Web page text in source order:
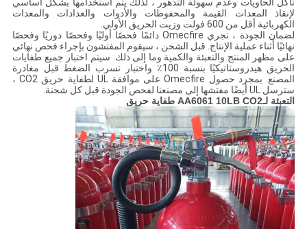
تآكل الحاويات وعدم سهولة التدهور ، لذلك يتم استخدامها بشكل أساسي
لإنقاذ المعدات القيمة والمحفوظات والأدوات والعدادات والمعدات
الكهربائية أقل من 600 فولت وزيت الحريق الأولي.
لضمان الجودة ، تجري Omecfire دائمًا فحصًا أوليًا وفحصًا دوريًا وفحصًا
نهائيًا أثناء عملية الإنتاج. قبل الشحن ، سيقوم المفتشون بإجراء فحص نهائي
على مظهر المنتج والتعبئة والكمية وما إلى ذلك. سيتم اختبار جميع طفايات
الحريق هيدروستاتيكيًا بنسبة 100٪ واختبار تسرب الضغط قبل مغادرة
المصنع. بمجرد حصول Omecfire على موافقة UL لطفاية حريق CO2 ،
سترسل UL أيضًا مفتشها إلى مصنعنا لفحص الجودة قبل كل شحنة.
التعبئة لـAA6061 10LB CO2 طفاية حريق